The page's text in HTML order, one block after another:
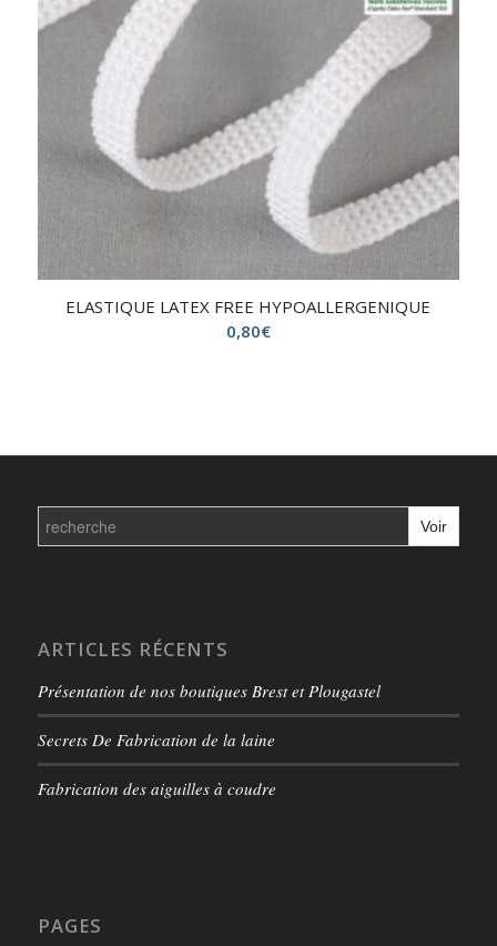
ELASTIQUE LATEX FREE HYPOALLERGENIQUE
0,80€
Search
for:
ARTICLES RÉCENTS
Présentation de nos boutiques Brest et Plougastel
Secrets De Fabrication de la laine
Fabrication des aiguilles à coudre
PAGES